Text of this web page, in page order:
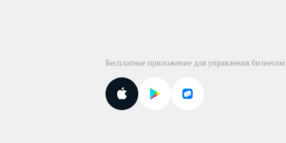
Бесплатное приложение для управления бизнесом